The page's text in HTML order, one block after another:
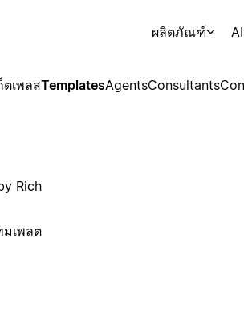
ผลิตภัณฑ์ AI
ตเพลสTemplatesAgentsConsultants
Rich
มเพลต